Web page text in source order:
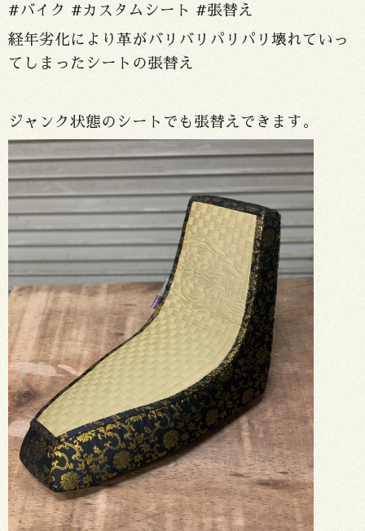
#バイク #カスタムシート #張替え
経年劣化により革がバリバリパリパリ壊れていっ
てしまったシートの張替え
ジャンク状態のシートでも張替えできます。